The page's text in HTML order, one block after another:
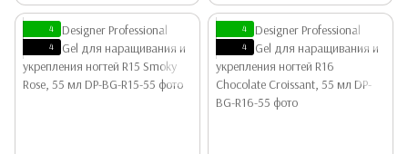
4
4
4
4